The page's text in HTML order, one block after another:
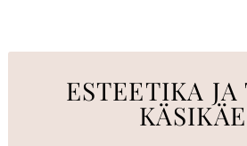
ESTEETIKA JA